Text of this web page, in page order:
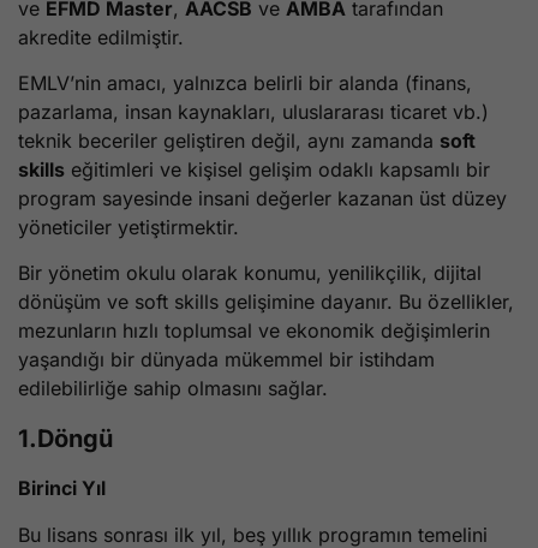
ve EFMD Master, AACSB ve AMBA tarafından
akredite edilmiştir.
EMLV’nin amacı, yalnızca belirli bir alanda (finans,
pazarlama, insan kaynakları, uluslararası ticaret vb.)
teknik beceriler geliştiren değil, aynı zamanda soft
skills eğitimleri ve kişisel gelişim odaklı kapsamlı bir
program sayesinde insani değerler kazanan üst düzey
yöneticiler yetiştirmektir.
Bir yönetim okulu olarak konumu, yenilikçilik, dijital
dönüşüm ve soft skills gelişimine dayanır. Bu özellikler,
mezunların hızlı toplumsal ve ekonomik değişimlerin
yaşandığı bir dünyada mükemmel bir istihdam
edilebilirliğe sahip olmasını sağlar.
1.Döngü
Birinci Yıl
Bu lisans sonrası ilk yıl, beş yıllık programın temelini